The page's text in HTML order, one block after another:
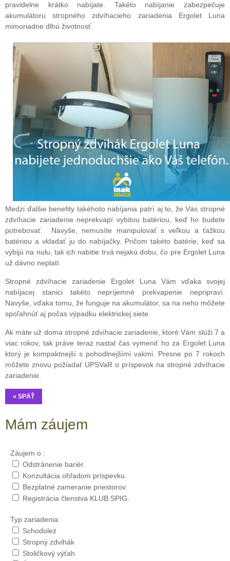
pravidelne krátko nabíjate. Takéto nabíjanie zabezpečuje
akumulátoru stropného zdvíhacieho zariadenia Ergolet Luna
mimoriadne dlhú životnosť.
Medzi ďalšie benefity takéhoto nabíjania patrí aj to, že Vás stropné
zdvíhacie zariadenie neprekvapí vybitou batériou, keď ho budete
potrebovať. Navyše, nemusíte manipulovať s veľkou a ťažkou
batériou a vkladať ju do nabíjačky. Pričom takéto batérie, keď sa
vybijú na nulu, tak ich nabitie trvá nejakú dobu, čo pre Ergolet Luna
už dávno neplatí.
Stropné zdvíhacie zariadenie Ergolet Luna Vám vďaka svojej
nabíjacej stanici takéto nepríjemné prekvapenie nepripraví.
Navyše, vďaka tomu, že funguje na akumulátor, sa na neho môžete
spoľahnúť aj počas výpadku elektrickej siete
Ak máte už doma stropné zdvíhacie zariadenie, ktoré Vám slúži 7 a
viac rokov, tak práve teraz nastal čas vymeniť ho za Ergolet Luna
ktorý je kompaktnejší s pohodlnejšími vakmi. Presne po 7 rokoch
môžete znovu požiadať UPSVaR o príspevok na stropné zdvíhacie
zariadenie.
« SPÄŤ
Mám záujem
Záujem o :
Odstránenie bariér.
Konzultácia ohľadom príspevku.
Bezplatné zameranie priestorov.
Registrácia členstva KLUB SPIG.
Typ zariadenia:
Schodolez
Stropný zdvihák
Stoličkový výťah